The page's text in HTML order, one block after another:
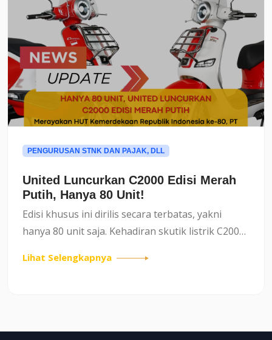
PENGURUSAN STNK DAN PAJAK, DLL
United Luncurkan C2000 Edisi Merah
Putih, Hanya 80 Unit!
Edisi khusus ini dirilis secara terbatas, yakni
hanya 80 unit saja. Kehadiran skutik listrik C2000
nasionalisme yang kuat, sejalan dengan
Lihat Selengkapnya